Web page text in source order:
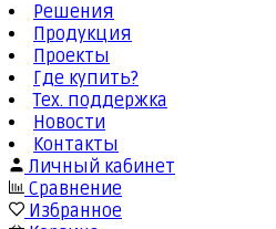
Решения
Продукция
Проекты
Где купить?
Тех. поддержка
Новости
Контакты
Личный кабинет
Сравнение
Избранное